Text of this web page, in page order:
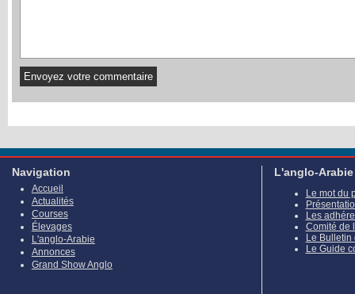
Navigation
Accueil
Actualités
Courses
Élevages
L'anglo-Arabie
Annonces
Grand Show Anglo
L'anglo-Arabie
Le mot du
Les
Comité de
Le Bulletin
Le Guide